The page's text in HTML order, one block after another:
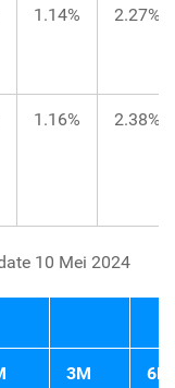
1.14% 2.27%
1.16% 2.38%
10 Mei 2024
3M 6M